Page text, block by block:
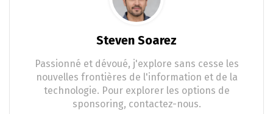
Steven Soarez
Passionné et dévoué, j'explore sans cesse les
nouvelles frontières de l'information et de la
technologie. Pour explorer les options de
sponsoring, contactez-nous.